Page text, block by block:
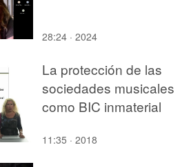
28:24 · 2024
La protección de las
sociedades musicales
como BIC inmaterial
11:35 · 2018